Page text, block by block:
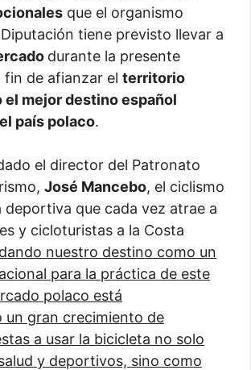
que el organismo
tiene previsto llevar a
durante la presente
fin de afianzar el territorio
mejor destino español
país polaco.
el director del Patronato
José Mancebo, el ciclismo
deportiva que cada vez atrae a
y cicloturistas a la Costa
nuestro destino como un
para la práctica de este
polaco está
un gran crecimiento de
a usar la bicicleta no solo
y deportivos, sino como